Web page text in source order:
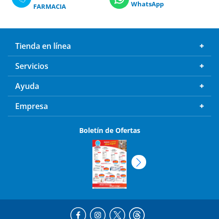
FARMACIA
WhatsApp
Tienda en línea
Servicios
Ayuda
Empresa
Boletín de Ofertas